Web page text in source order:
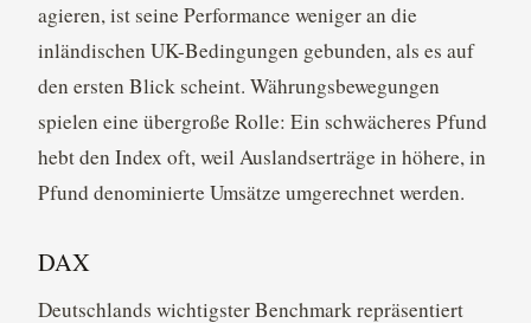
agieren, ist seine Performance weniger an die
inländischen UK-Bedingungen gebunden, als es auf
den ersten Blick scheint. Währungsbewegungen
spielen eine übergroße Rolle: Ein schwächeres Pfund
hebt den Index oft, weil Auslandserträge in höhere, in
Pfund denominierte Umsätze umgerechnet werden.
DAX
Deutschlands wichtigster Benchmark repräsentiert